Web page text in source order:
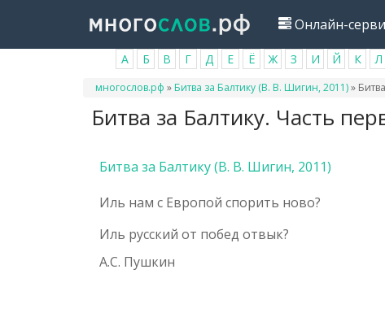
основному
Онлайн-
А Б В Г Д Е Ё Ж З И Й К Л
Вы
многослов.рф » Битва за Балтику (В. В. Шигин, 2011)»
Битва за Балтику. Часть
Битва за Балтику (В. В. Шигин, 2011)
Иль нам с Европой спорить ново?
Иль русский от побед отвык?
А.С. Пушкин